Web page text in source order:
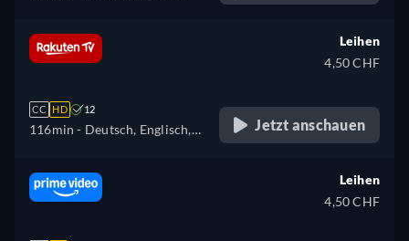
CC HD 12
116min - Deutsch, Englisch,
Leihen
4,50 CHF
Jetzt anschauen
Leihen
4,50 CHF